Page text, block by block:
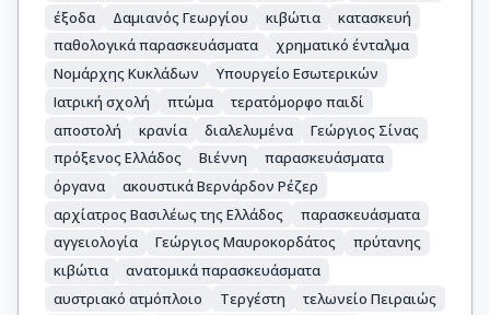
έξοδα
Δαμιανός Γεωργίου κιβώτια
κατασκευή
παθολογικά παρασκευάσματα
χρηματικό ένταλμα
Νομάρχης Κυκλάδων
Υπουργείο Εσωτερικών
Ιατρική σχολή
πτώμα
τερατόμορφο παιδί
αποστολή
κρανία διαλελυμένα
Γεώργιος Σίνας
πρόξενος Ελλάδος
Βιέννη
παρασκευάσματα
όργανα
ακουστικά Βερνάρδον Ρέζερ
αρχίατρος Βασιλέως της Ελλάδος
παρασκευάσματα
αγγειολογία
Γεώργιος Μαυροκορδάτος
πρύτανης
κιβώτια
ανατομικά παρασκευάσματα
αυστριακό ατμόπλοιο
Τεργέστη
τελωνείο Πειραιώς